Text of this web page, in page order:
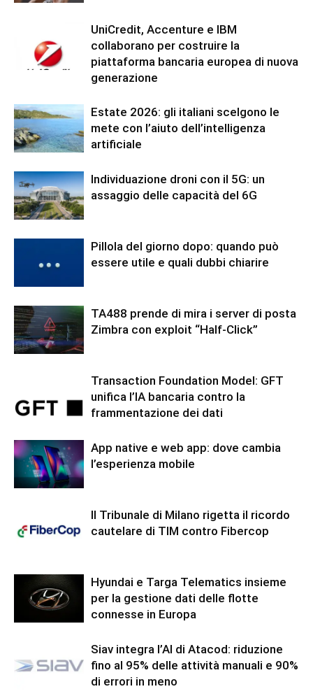
UniCredit, Accenture e IBM
collaborano per costruire la
piattaforma bancaria europea di nuova
generazione
Estate 2026: gli italiani scelgono le
mete con l’aiuto dell’intelligenza
artificiale
Individuazione droni con il 5G: un
assaggio delle capacità del 6G
Pillola del giorno dopo: quando può
essere utile e quali dubbi chiarire
TA488 prende di mira i server di posta
Zimbra con exploit “Half-Click”
Transaction Foundation Model: GFT
unifica l’IA bancaria contro la
frammentazione dei dati
App native e web app: dove cambia
l’esperienza mobile
Il Tribunale di Milano rigetta il ricordo
cautelare di TIM contro Fibercop
Hyundai e Targa Telematics insieme
per la gestione dati delle flotte
connesse in Europa
Siav integra l’AI di Atacod: riduzione
fino al 95% delle attività manuali e 90%
di errori in meno